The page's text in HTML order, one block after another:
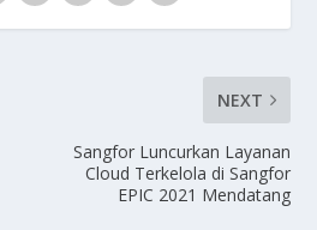
NEXT
Sangfor Luncurkan Layanan
Cloud Terkelola di Sangfor
EPIC 2021 Mendatang